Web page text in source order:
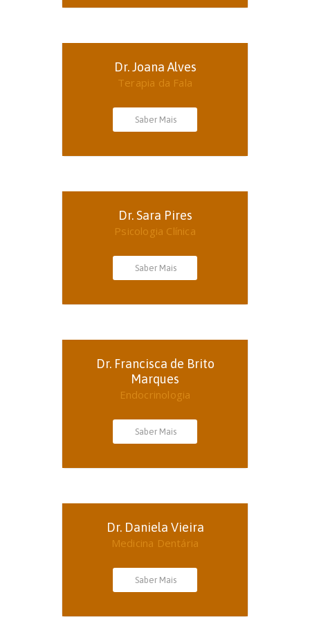
Dr. Joana Alves
Terapia da Fala
Saber Mais
Dr. Sara Pires
Psicologia Clínica
Saber Mais
Dr. Francisca de Brito
Marques
Endocrinologia
Saber Mais
Dr. Daniela Vieira
Medicina Dentária
Saber Mais